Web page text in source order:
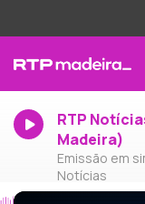
RTP
Madeira)
Emissão em
Notícias